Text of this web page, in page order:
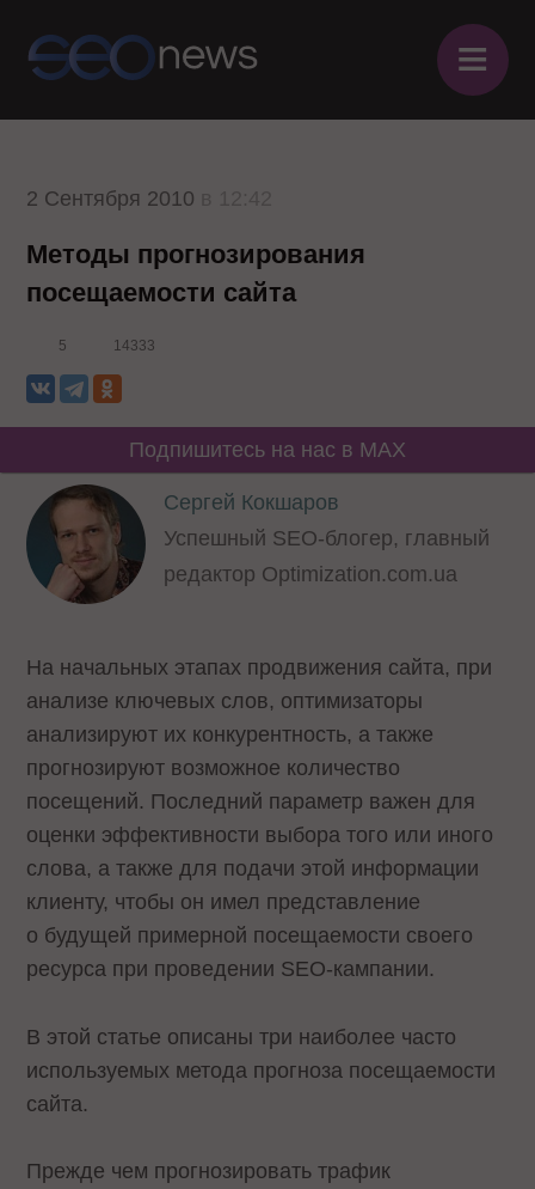
≡
2 Сентября 2010
Методы прогнозирования
посещаемости сайта
5 14333
Подпишитесь на нас в MAX
Сергей Кокшаров
Успешный SEO-блогер, главный
редактор Optimization.com.ua
На начальных этапах продвижения сайта, при
анализе ключевых слов, оптимизаторы
анализируют их конкурентность, а также
прогнозируют возможное количество
посещений. Последний параметр важен для
оценки эффективности выбора того или иного
слова, а также для подачи этой информации
клиенту, чтобы он имел представление
о будущей примерной посещаемости своего
ресурса при проведении SEO-кампании.
В этой статье описаны три наиболее часто
используемых метода прогноза посещаемости
сайта.
Прежде чем прогнозировать трафик